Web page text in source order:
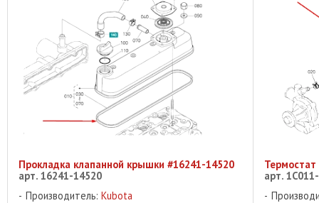
Прокладка клапанной крышки #16241-14520
арт. 16241-14520
Производитель: Kubota
арт.